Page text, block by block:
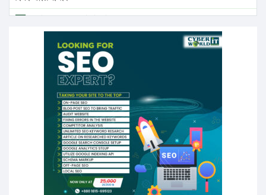
এবার লঞ্চের ভাড়া বাড়ল
১৭ থেকে ২১ শতাংশ বিদ্যুতের দাম বাড়ানোর প্রস্তাব পিডিবির
১৬ মে চাঁদপুর ও ২৫ মে ফেনী সফরে যাবেন প্রধানমন্ত্রী
উচ্চশিক্ষায় গৌরবময় অর্জন: পূর্ণ স্কলারশিপে যুক্তরাষ্ট্রে
পিএইচডি করছেন কুয়েটের কৃতি…
সারা দেশে বজ্রাঘাতে ১৪ জনের প্রাণহানি
কঠোর হচ্ছে এসএসসি ও এইচএসসি পরীক্ষা
ফরিদগঞ্জে আগুনে পুড়লো ৬ ব্যবসা প্রতিষ্ঠান